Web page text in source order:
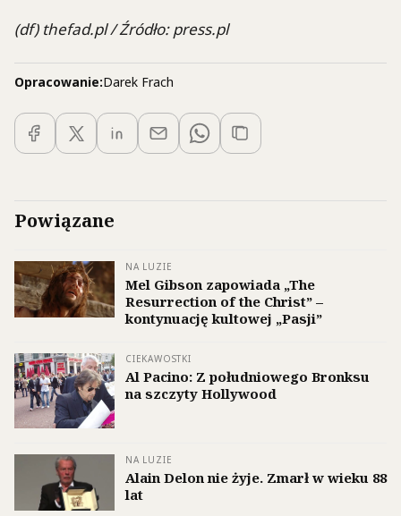
(df) thefad.pl / Źródło: press.pl
Opracowanie:Darek Frach
Powiązane
NA LUZIE
Mel Gibson zapowiada „The
Resurrection of the Christ” –
kontynuację kultowej „Pasji”
CIEKAWOSTKI
Al Pacino: Z południowego Bronksu
na szczyty Hollywood
NA LUZIE
Alain Delon nie żyje. Zmarł w wieku 88
lat